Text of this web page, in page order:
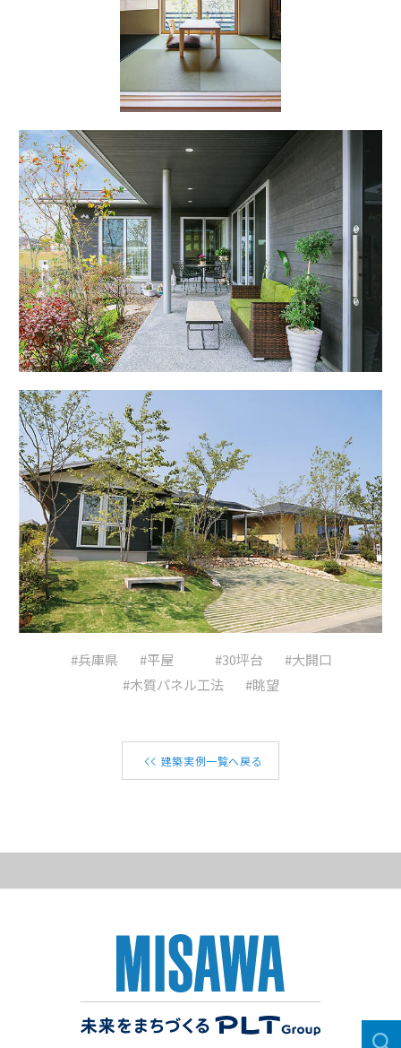
#兵庫県 #平屋 #30坪台
#大開口
#木質パネル工法
#眺望
建築実例一覧へ戻る